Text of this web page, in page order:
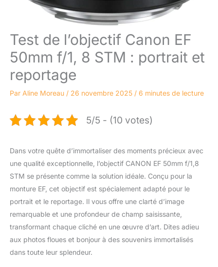
Test de l’objectif Canon EF
50mm f/1, 8 STM : portrait et
reportage
Par Aline Moreau / 26 novembre 2025 / 6 minutes de lecture
5/5 - (10 votes)
Dans votre quête d’immortaliser des moments précieux avec
une qualité exceptionnelle, l’objectif CANON EF 50mm f/1,8
STM se présente comme la solution idéale. Conçu pour la
monture EF, cet objectif est spécialement adapté pour le
portrait et le reportage. Il vous offre une clarté d’image
remarquable et une profondeur de champ saisissante,
transformant chaque cliché en une œuvre d’art. Dites adieu
aux photos floues et bonjour à des souvenirs immortalisés
dans toute leur splendeur.